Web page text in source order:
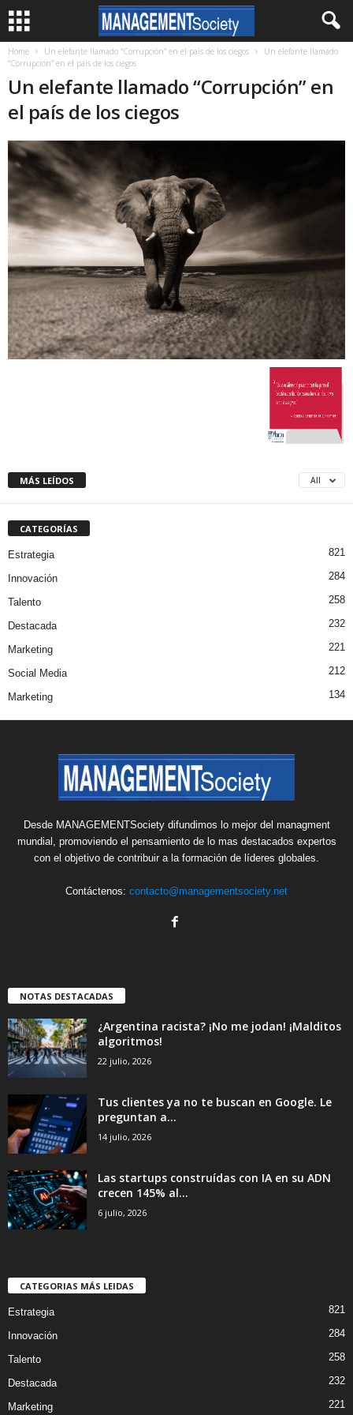
Home Un elefante llamado “Corrupción” en el país de los ciegos
Un elefante llamado
“Corrupción” en el país de los ciegos
Un elefante llamado “Corrupción” en
el país de los ciegos
MÁS LEÍDOS All
CATEGORÍAS
Estrategia 821
Innovación 284
Talento 258
Destacada 232
Marketing 221
Social Media 212
Marketing 134
Desde MANAGEMENTSociety difundimos lo mejor del managment
mundial, promoviendo el pensamiento de lo mas destacados expertos
con el objetivo de contribuir a la formación de líderes globales.
Contáctenos: contacto@managementsociety.net
NOTAS DESTACADAS
¿Argentina racista? ¡No me jodan! ¡Malditos
algoritmos!
22 julio, 2026
Tus clientes ya no te buscan en Google. Le
preguntan a...
14 julio, 2026
Las startups construídas con IA en su ADN
crecen 145% al...
6 julio, 2026
CATEGORIAS MÁS LEIDAS
Estrategia 821
Innovación 284
Talento 258
Destacada 232
Marketing 221